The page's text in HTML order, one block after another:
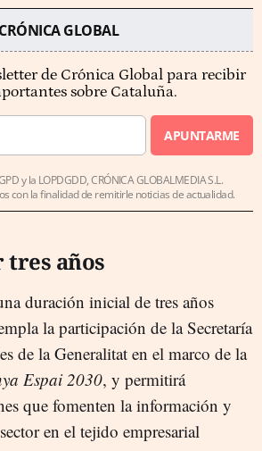
GLOBAL
de Crónica Global para recibir
sobre Cataluña.
APUNTARME
y la LOPDGDD, CRÓNICA GLOBALMEDIA S.L.
con la finalidad de remitirle noticias de actualidad.
años
duración inicial de tres años
la participación de la Secretaría
de la Generalitat en el marco de la
Espai 2030, y permitirá
que fomenten la información y
en el tejido empresarial